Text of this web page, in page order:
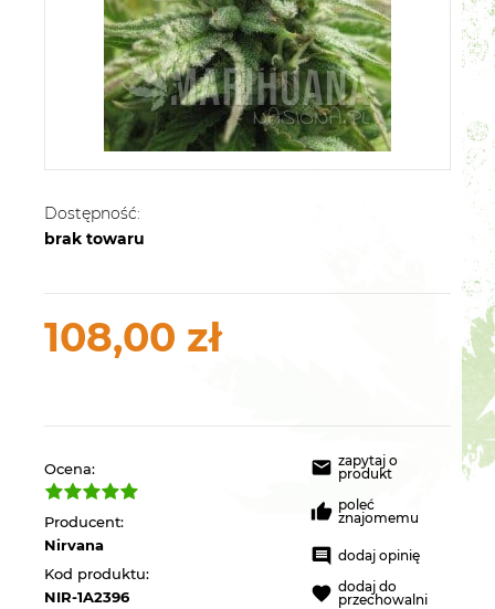
Dostępność:
brak towaru
108,00 zł
Ocena:
Producent:
Nirvana
Kod produktu:
NIR-1A2396
zapytaj o
produkt
poleć
znajomemu
dodaj opinię
dodaj do
przechowalni